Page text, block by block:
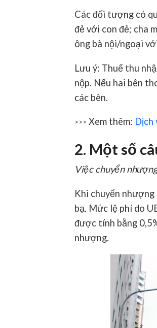
Các đối tượng có
đẻ với con đẻ; cha
ông bà nội/ngoại
Lưu ý: Thuế thu
nộp. Nếu hai bên
các bên.
>>> Xem thêm: Dịch
2. Một số
Việc chuyển
Khi chuyển nhượng
bạ. Mức lệ phí do
được tính bằng
nhượng.